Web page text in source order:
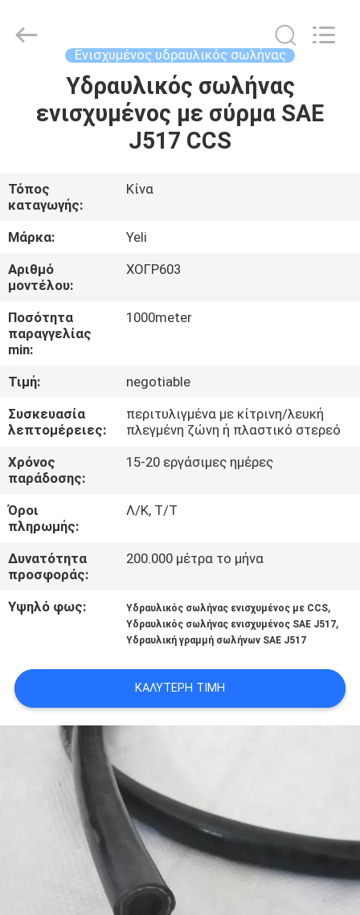
ΠΕΡΊΠΟΥ
ΕΜΕΊΣ
ΓΎΡΟΣ
ΕΡΓΟΣΤΑΣΊΩΝ
ΠΟΙΟΤΙΚΌΣ
ΈΛΕΓΧΟΣ
ΜΑΣ
ΕΛΆΤΕ
ΣΕ
ΕΠΑΦΉ
ΜΕ
ΕΙΔΉΣΕΙΣ
ΈΝΑ
ΑΠΌΣΠΑΣΜΑ
SITEMAP
PRIVACY
(Hebei)
Ενισχυμένος υδραυλικός σωλήνας
Υδραυλικός σωλήνας
ενισχυμένος με σύρμα SAE
J517 CCS
Τόπος
καταγωγής:
Κίνα
Μάρκα:
Yeli
Αριθμό
μοντέλου:
ΧΟΓΡ603
Ποσότητα
παραγγελίας
min:
1000meter
Τιμή:
negotiable
Συσκευασία
λεπτομέρειες:
περιτυλιγμένα με κίτρινη/λευκή
πλεγμένη ζώνη ή πλαστικό στερεό
Χρόνος
παράδοσης:
15-20 εργάσιμες ημέρες
Όροι
πληρωμής:
Λ/Κ, Τ/Τ
Δυνατότητα
προσφοράς:
200.000 μέτρα το μήνα
Υψηλό φως: Υδραυλικός σωλήνας ενισχυμένος με CCS,
Υδραυλικός σωλήνας ενισχυμένος SAE J517,
Υδραυλική γραμμή σωλήνων SAE J517
ΚΑΛΎΤΕΡΗ ΤΙΜΉ